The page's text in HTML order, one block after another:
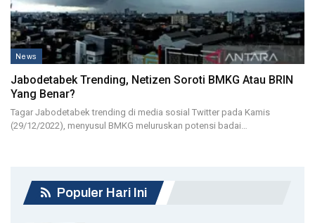
News
Jabodetabek Trending, Netizen Soroti BMKG Atau BRIN
Yang Benar?
Tagar Jabodetabek trending di media sosial Twitter pada Kamis
(29/12/2022), menyusul BMKG meluruskan potensi badai…
Populer Hari Ini